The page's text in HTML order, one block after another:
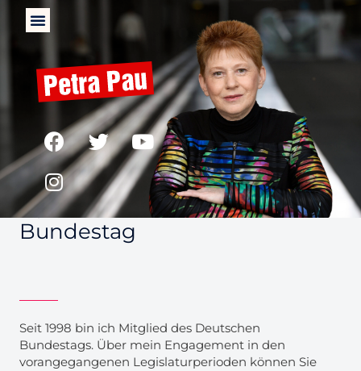
Für DIE LINKE im 20.
Bundestag
Seit 1998 bin ich Mitglied des Deutschen
Bundestags. Über mein Engagement in den
vorangegangenen Legislaturperioden können Sie